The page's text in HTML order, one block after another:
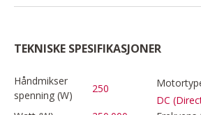
TEKNISKE SPESIFIKASJONER
Håndmikser
spenning (W)
250
DC